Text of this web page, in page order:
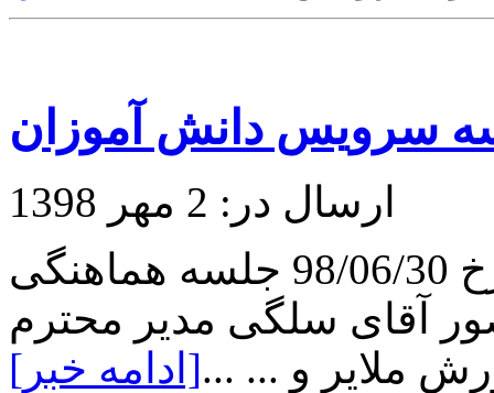
سرویس دانش آموزان
ارسال در: 2 مهر 1398
در روز شنبه ساعت 12 ظهر مورخ 98/06/30 جلسه هماهنگی
آقای سلگی مدیر محترم
ملایر و ... ...[ادامه خبر]